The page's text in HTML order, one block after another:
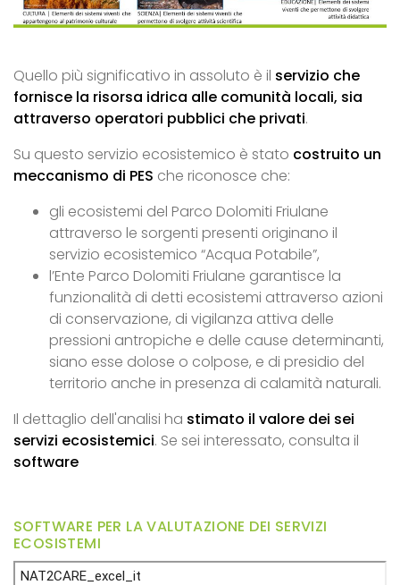
Quello più significativo in assoluto è il servizio che
fornisce la risorsa idrica alle comunità locali, sia
attraverso operatori pubblici che privati.
Su questo servizio ecosistemico è stato costruito un
meccanismo di PES che riconosce che:
gli ecosistemi del Parco Dolomiti Friulane
attraverso le sorgenti presenti originano il
servizio ecosistemico “Acqua Potabile”,
l’Ente Parco Dolomiti Friulane garantisce la
funzionalità di detti ecosistemi attraverso azioni
di conservazione, di vigilanza attiva delle
pressioni antropiche e delle cause determinanti,
siano esse dolose o colpose, e di presidio del
territorio anche in presenza di calamità naturali.
Il dettaglio dell'analisi ha stimato il valore dei sei
servizi ecosistemici. Se sei interessato, consulta il
software
SOFTWARE PER LA VALUTAZIONE DEI SERVIZI
ECOSISTEMI